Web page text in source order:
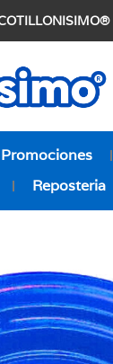
Promociones
Reposteria